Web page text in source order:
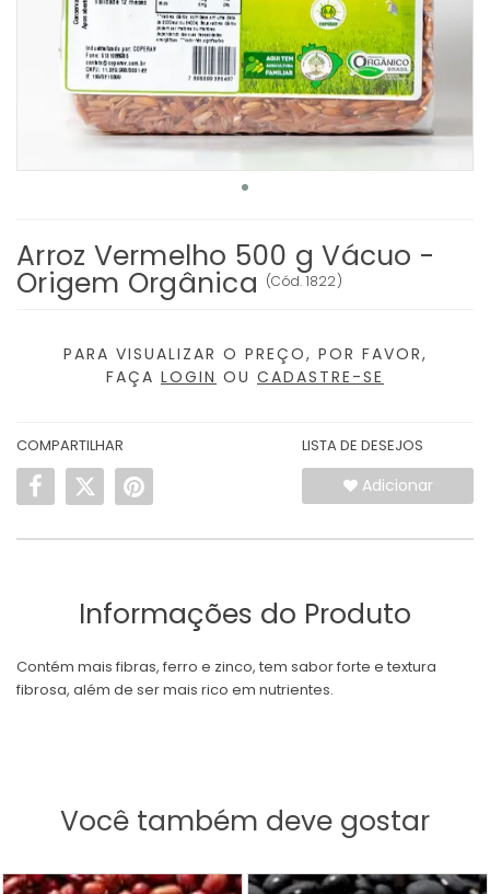
Arroz Vermelho 500 g Vácuo -
Origem Orgânica (Cód. 1822)
PARA VISUALIZAR O PREÇO, POR FAVOR,
FAÇA LOGIN OU CADASTRE-SE
COMPARTILHAR LISTA DE DESEJOS
Adicionar
Informações do Produto
Contém mais fibras, ferro e zinco, tem sabor forte e textura
fibrosa, além de ser mais rico em nutrientes.
Você também deve gostar